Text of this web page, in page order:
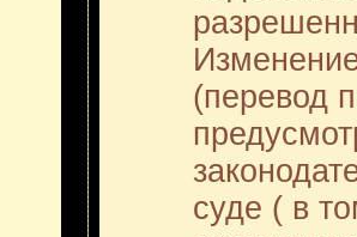
(перевод
суде ( в